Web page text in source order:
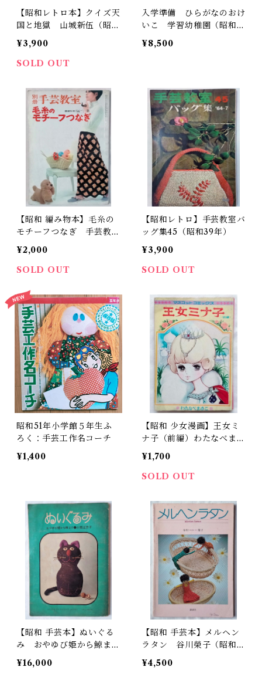
【昭和レトロ本】クイズ天
国と地獄 山城新伍（昭6
0年）
¥3,900
SOLD OUT
入学準備 ひらがなのおけ
いこ 学習幼稚園（昭和5
8年）
¥8,500
【昭和 編み物本】毛糸の
モチーフつなぎ 手芸教室
（昭和41年）
¥2,000
SOLD OUT
【昭和レトロ】手芸教室バ
ッグ集45（昭和39年）
¥3,900
SOLD OUT
昭和51年小学館５年生ふ
ろく：手芸工作名コーチ
¥1,400
【昭和 少女漫画】王女ミ
ナ子（前編）わたなべまさ
こ マスコットコミック
ス（昭和43年）
¥1,700
SOLD OUT
【昭和 手芸本】ぬいぐる
み おやゆび姫から鯨まで
（昭和40年）
¥16,000
【昭和 手芸本】メルヘン
ラタン 谷川榮子（昭和5
9年）
¥4,500